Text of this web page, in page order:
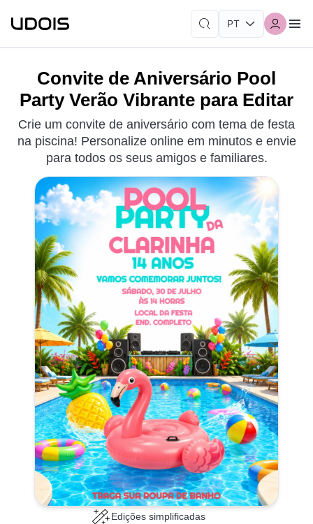
Convite de Aniversário Pool
Party Verão Vibrante para Editar
Crie um convite de aniversário com tema de festa
na piscina! Personalize online em minutos e envie
para todos os seus amigos e familiares.
Edições simplificadas